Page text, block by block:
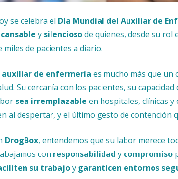
se celebra el Día Mundial del Auxiliar de
y silenciosode quienes, desde su rol
miles de pacientes a diario.
auxiliar de enfermería es mucho más que un
Su cercanía con los pacientes, su
sea irremplazable en hospitales, clínicas
al despertar, y el último gesto de contención
DrogBox, entendemos que su labor merece
con responsabilidad y compromiso
su trabajoy garanticen entornos